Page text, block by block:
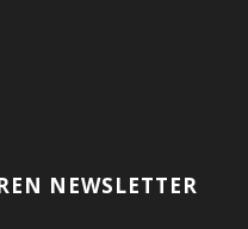
NEWSLETTER